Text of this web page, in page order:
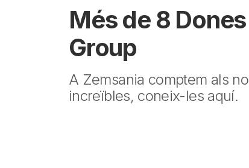
Més de 8
Group
A Zemsania comptem als
increïbles, coneix-les aquí.